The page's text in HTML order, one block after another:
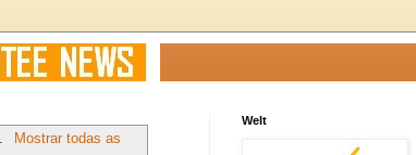
Mostrar todas as
Welt